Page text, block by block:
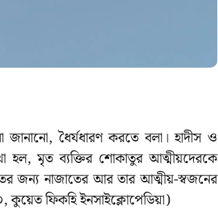
জানানো, ধৈর্যধারণ করতে বলা। হাদীস ও
হল, মৃত ব্যক্তির শোকাতুর আত্মীয়দেরকে
জন্য নাজাতের আর তার আত্মীয়-স্বজনের
ফিকহি ইনসাইক্লোপেডিয়া)